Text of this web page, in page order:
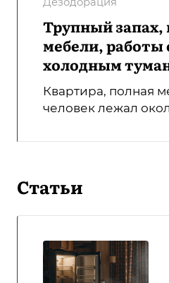
Трупный запах,
мебели, работы
холодным
Квартира, полная
человек лежал
Статьи